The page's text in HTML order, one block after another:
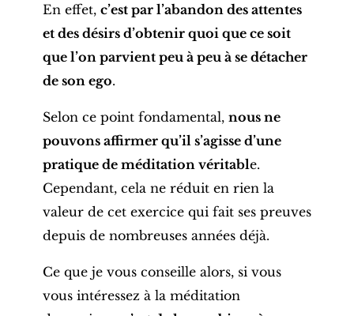
En effet, c’est par l’abandon des attentes
et des désirs d’obtenir quoi que ce soit
que l’on parvient peu à peu à se détacher
de son ego.
Selon ce point fondamental, nous ne
pouvons affirmer qu’il s’agisse d’une
pratique de méditation véritable.
Cependant, cela ne réduit en rien la
valeur de cet exercice qui fait ses preuves
depuis de nombreuses années déjà.
Ce que je vous conseille alors, si vous
vous intéressez à la méditation